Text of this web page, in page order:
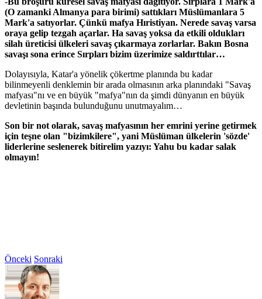
(O zamanki Almanya para birimi) sattıkları Müslümanlara 5
Mark'a satıyorlar. Çünkü mafya Hıristiyan. Nerede savaş varsa
oraya gelip tezgah açarlar. Ha savaş yoksa da etkili oldukları
silah üreticisi ülkeleri savaş çıkarmaya zorlarlar. Bakın Bosna
savaşı sona erince Sırpları bizim üzerimize saldırttılar…
Dolayısıyla, Katar'a yönelik çökertme planında bu kadar
bilinmeyenli denklemin bir arada olmasının arka planındaki "Savaş
mafyası"nı ve en büyük "mafya"nın da şimdi dünyanın en büyük
devletinin başında bulunduğunu unutmayalım…
Son bir not olarak, savaş mafyasının her emrini yerine getirmek
için teşne olan "bizimkilere", yani Müslüman ülkelerin 'sözde'
liderlerine seslenerek bitirelim yazıyı: Yahu bu kadar salak
olmayın!
Önceki Sonraki